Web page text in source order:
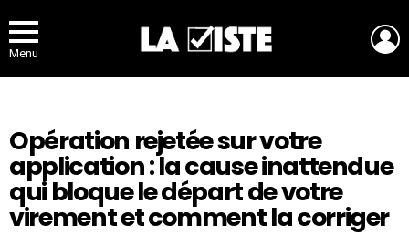
Menu
Opération rejetée sur votre
application : la cause inattendue
qui bloque le départ de votre
virement et comment la corriger